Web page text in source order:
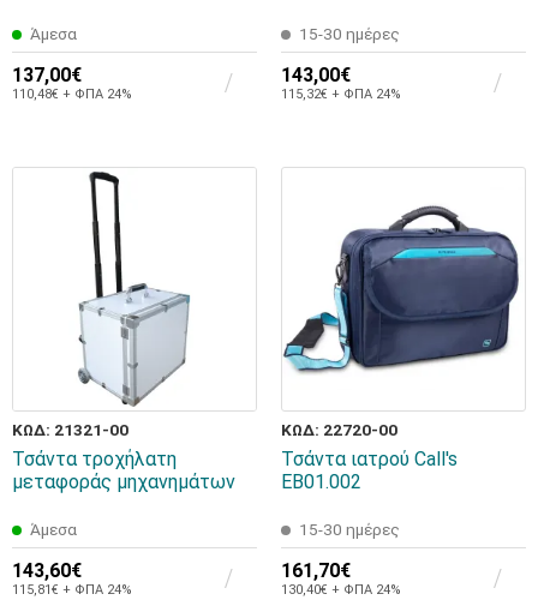
Άμεσα
137,00€
110,48€ + ΦΠΑ 24%
15-30 ημέρες
143,00€
115,32€ + ΦΠΑ 24%
ΚΩΔ: 21321-00
Τσάντα τροχήλατη
μεταφοράς μηχανημάτων
Άμεσα
143,60€
115,81€ + ΦΠΑ 24%
ΚΩΔ: 22720-00
Τσάντα ιατρού Call's
ΕΒ01.002
15-30 ημέρες
161,70€
130,40€ + ΦΠΑ 24%